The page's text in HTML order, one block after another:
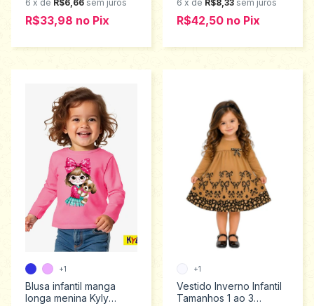
6 x de R$6,66 sem juros
R$33,98 no Pix
6 x de R$8,33 sem juros
R$42,50 no Pix
Blusa infantil manga
longa menina Kyly
+1
Vestido Inverno Infantil
Tamanhos 1 ao 3
+1